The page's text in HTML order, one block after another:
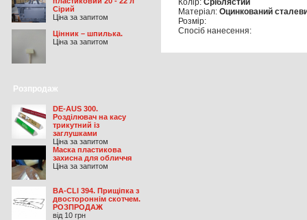
Сірий
Ціна за запитом
Цінник – шпилька.
Ціна за запитом
Розпродаж
DE-AUS 300.
Розділювач на касу
трикутний із
заглушками
Ціна за запитом
Маска пластикова
захисна для обличчя
Ціна за запитом
BA-CLI 394. Прищіпка з
двостороннім скотчем.
РОЗПРОДАЖ
від 10 грн
Колір:Сріблястий
Матеріал:Оцинкований
Розмір:
Спосіб нанесення: